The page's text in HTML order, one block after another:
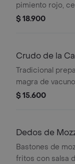
pimiento rojo,
bastones de
con una flor de
$ 18.900
Crudo de la
Tradicional
magra de
mayonesa
$ 15.600
Dedos de
Bastones de
fritos con salsa